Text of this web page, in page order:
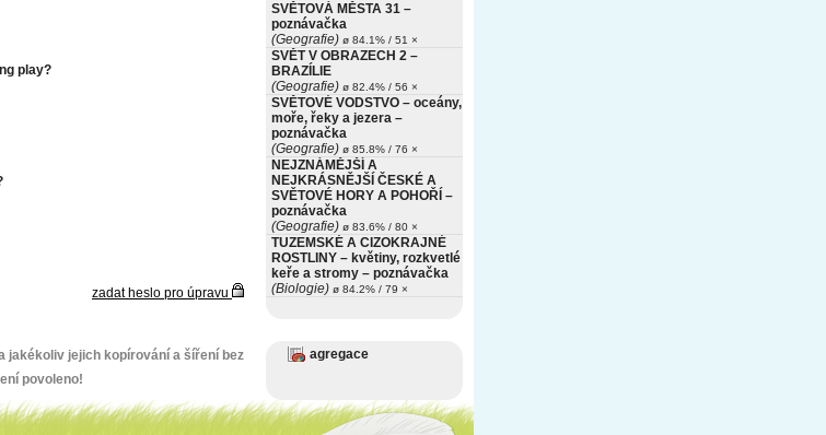
play?
zadat heslo pro úpravu
jakékoliv jejich kopírování a šíření bez
povoleno!
SVĚTOVÁ MĚSTA 31 –
poznávačka
(Geografie) ø 84.1% / 51 ×
SVĚT V OBRAZECH 2 –
BRAZÍLIE
(Geografie) ø 82.4% / 56 ×
SVĚTOVÉ VODSTVO – oceány,
moře, řeky a jezera –
poznávačka
(Geografie) ø 85.8% / 76 ×
NEJZNÁMĚJŠÍ A
NEJKRÁSNĚJŠÍ ČESKÉ A
SVĚTOVÉ HORY A POHOŘÍ –
poznávačka
(Geografie) ø 83.6% / 80 ×
TUZEMSKÉ A CIZOKRAJNÉ
ROSTLINY – květiny, rozkvetlé
keře a stromy – poznávačka
(Biologie) ø 84.2% / 79 ×
agregace